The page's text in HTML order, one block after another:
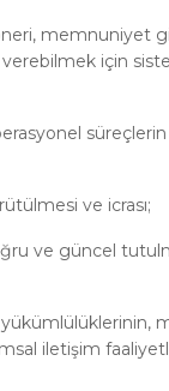
memnuniyet
için
süreçlerin
ve icrası;
ve güncel
iletişim